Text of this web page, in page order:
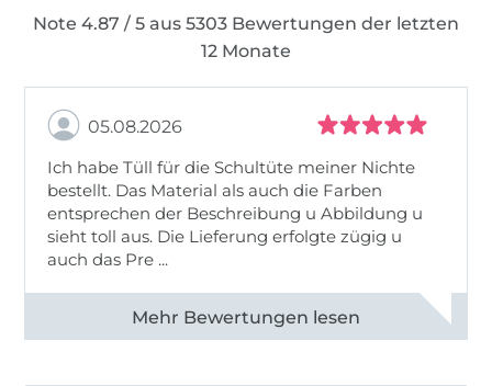
Note 4.87 / 5 aus 5303 Bewertungen der letzten
12 Monate
05.08.2026
Ich habe Tüll für die Schultüte meiner Nichte
bestellt. Das Material als auch die Farben
entsprechen der Beschreibung u Abbildung u
sieht toll aus. Die Lieferung erfolgte zügig u
auch das Pre ...
Alle 82950 Bewertungen ansehen